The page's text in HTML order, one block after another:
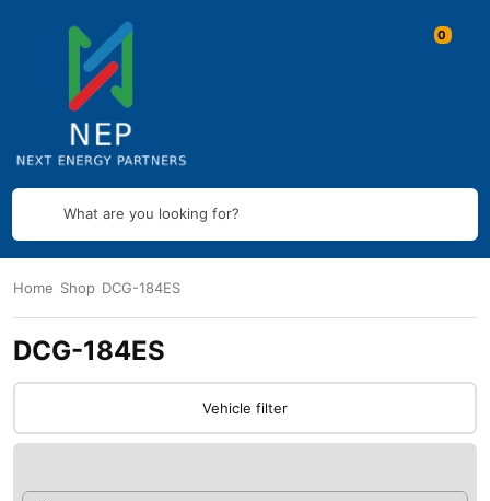
What are you looking for?
Home Shop DCG-184ES
DCG-184ES
Vehicle filter